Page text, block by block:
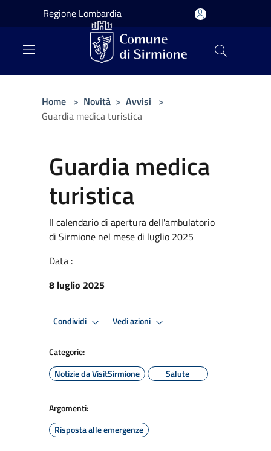
Salta al contenuto principale
Regione Lombardia
Home > Novità > Avvisi >
Guardia medica turistica
Guardia medica
turistica
Il calendario di apertura dell'ambulatorio
di Sirmione nel mese di luglio 2025
Data :
8 luglio 2025
Condividi Vedi azioni
Categorie:
Notizie da VisitSirmione
Salute
Argomenti:
Risposta alle emergenze